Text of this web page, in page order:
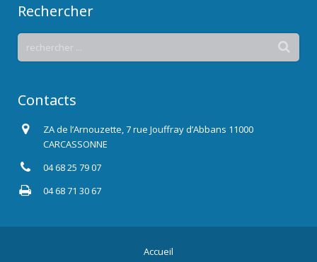
Rechercher
Contacts
ZA de l’Arnouzette, 7 rue Jouffray d’Abbans 11000
CARCASSONNE
04 68 25 79 07
04 68 71 30 67
Accueil